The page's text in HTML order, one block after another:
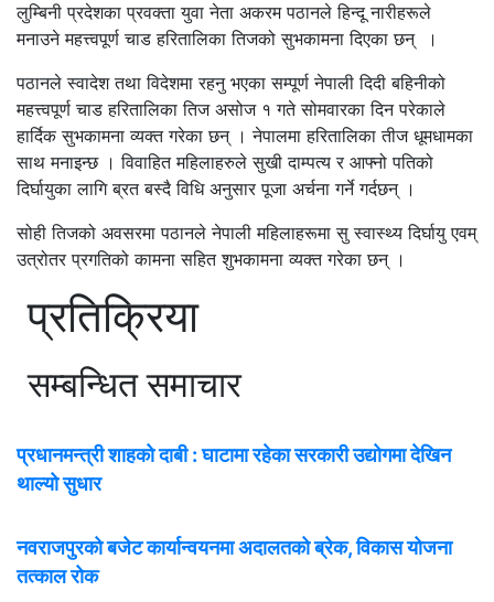
लुम्बिनी प्रदेशका प्रवक्ता युवा नेता अकरम पठानले हिन्दू नारीहरूले
मनाउने महत्त्वपूर्ण चाड हरितालिका तिजको सुभकामना दिएका छन् ।
पठानले स्वादेश तथा विदेशमा रहनु भएका सम्पूर्ण नेपाली दिदी बहिनीको
महत्त्वपूर्ण चाड हरितालिका तिज असोज १ गते सोमवारका दिन परेकाले
हार्दिक सुभकामना व्यक्त गरेका छन् । नेपालमा हरितालिका तीज धूमधामका
साथ मनाइन्छ । विवाहित महिलाहरुले सुखी दाम्पत्य र आफ्नो पतिको
दिर्घायुका लागि ब्रत बस्दै विधि अनुसार पूजा अर्चना गर्ने गर्दछन् ।
सोही तिजको अवसरमा पठानले नेपाली महिलाहरूमा सु स्वास्थ्य दिर्घायु एवम्
उत्रोतर प्रगतिको कामना सहित शुभकामना व्यक्त गरेका छन् ।
प्रतिक्रिया
सम्बन्धित समाचार
प्रधानमन्त्री शाहको दाबी : घाटामा रहेका सरकारी उद्योगमा देखिन
थाल्यो सुधार
नवराजपुरको बजेट कार्यान्वयनमा अदालतको ब्रेक, विकास योजना
तत्काल रोक